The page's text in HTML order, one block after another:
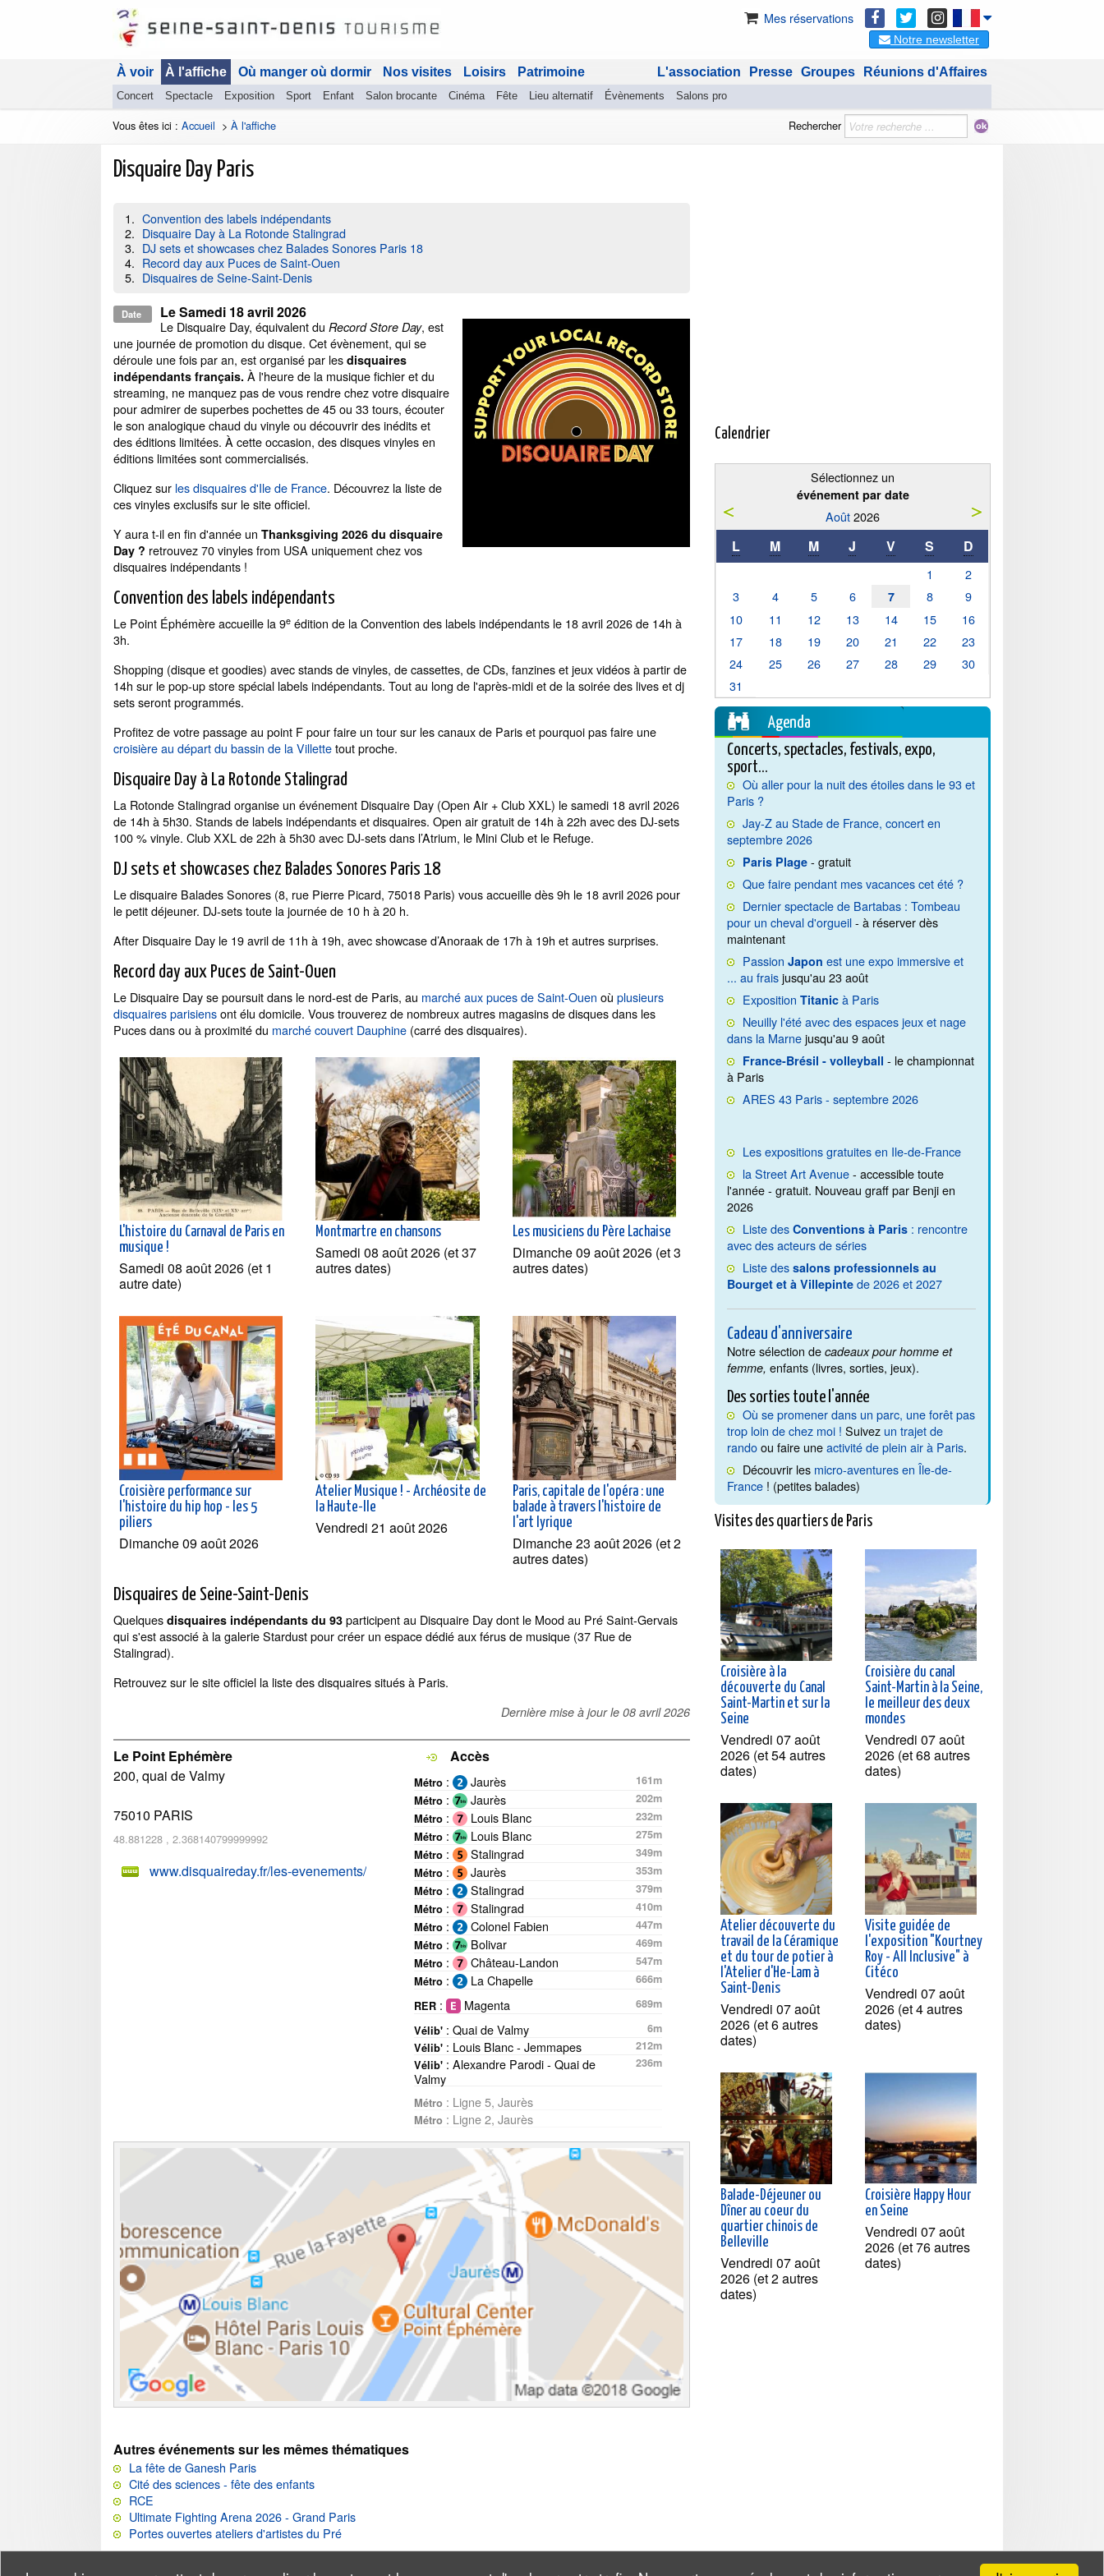
Mes réservations
Notre newsletter
À voir À l'affiche
Concert Spectacle Exposition Sport Enfant Salon brocante Cinéma Fête Lieu alternatif Évènements Salons pro
Où manger où dormir Nos visites Loisirs Patrimoine Réunions d'Affaires
Groupes
Presse
L'association
Vous êtes ici : Accueil > À l'affiche Rechercher
Disquaire Day Paris
Convention des labels indépendants
Disquaire Day à La Rotonde Stalingrad
DJ sets et showcases chez Balades Sonores Paris 18
Record day aux Puces de Saint-Ouen
Disquaires de Seine-Saint-Denis
Date LeSamedi 18 avril 2026
Le Disquaire Day, équivalent du Record Store Day, est
une journée de promotion du disque. Cet évènement, qui se
déroule une fois par an, est organisé par les disquaires
indépendants français. À l'heure de la musique fichier et du
streaming, ne manquez pas de vous rendre chez votre disquaire
pour admirer de superbes pochettes de 45 ou 33 tours, écouter
le son analogique chaud du vinyle ou découvrir des inédits et
des éditions limitées. À cette occasion, des disques vinyles en
éditions limitées sont commercialisés.
Cliquez sur les disquaires d'Ile de France. Découvrez la liste de
ces vinyles exclusifs sur le site officiel.
Y aura t-il en fin d'année un Thanksgiving 2026 du disquaire
Day ? retrouvez 70 vinyles from USA uniquement chez vos
disquaires indépendants !
Convention des labels indépendants
Le Point Éphémère accueille la 9e édition de la Convention des labels indépendants le 18 avril 2026 de 14h à
3h.
Shopping (disque et goodies) avec stands de vinyles, de cassettes, de CDs, fanzines et jeux vidéos à partir de
14h sur le pop-up store spécial labels indépendants. Tout au long de l'après-midi et de la soirée des lives et dj
sets seront programmés.
Profitez de votre passage au point F pour faire un tour sur les canaux de Paris et pourquoi pas faire une
croisière au départ du bassin de la Villettetout proche.
Disquaire Day à La Rotonde Stalingrad
La Rotonde Stalingrad organise un événement Disquaire Day (Open Air + Club XXL) le samedi 18 avril 2026
de 14h à 5h30. Stands de labels indépendants et disquaires. Open air gratuit de 14h à 22h avec des DJ-sets
100 % vinyle. Club XXL de 22h à 5h30 avec DJ-sets dans l’Atrium, le Mini Club et le Refuge.
DJ sets et showcases chez Balades Sonores Paris 18
Le disquaire Balades Sonores (8, rue Pierre Picard, 75018 Paris) vous accueille dès 9h le 18 avril 2026 pour
le petit déjeuner. DJ-sets toute la journée de 10 h à 20 h.
After Disquaire Day le 19 avril de 11h à 19h, avec showcase d’Anoraak de 17h à 19h et autres surprises.
Record day aux Puces de Saint-Ouen
Le Disquaire Day se poursuit dans le nord-est de Paris, au marché aux puces de Saint-Ouen où plusieurs
disquaires parisiensont élu domicile. Vous trouverez de nombreux autres magasins de disques dans les
Puces dans ou à proximité du marché couvert Dauphine (carré des disquaires).
L'histoire du Carnaval de Paris en
musique !
Samedi 08 août 2026 (et 1
autre date)
Montmartre en chansons
Samedi 08 août 2026 (et 37
autres dates)
Les musiciens du Père Lachaise
Dimanche 09 août 2026 (et 3
autres dates)
Croisière performance sur
l'histoire du hip hop - les 5
piliers
Dimanche 09 août 2026
Atelier Musique ! - Archéosite de
la Haute-Ile
Vendredi 21 août 2026
Paris, capitale de l'opéra : une
balade à travers l'histoire de
l'art lyrique
Dimanche 23 août 2026 (et 2
autres dates)
Disquaires de Seine-Saint-Denis
Quelques disquaires indépendants du 93 participent au Disquaire Day dont le Mood au Pré Saint-Gervais
qui s'est associé à la galerie Stardust pour créer un espace dédié aux férus de musique (37 Rue de
Stalingrad).
Retrouvez sur le site officiel la liste des disquaires situés à Paris.
Dernière mise à jour le 08 avril 2026
Le Point Ephémère
200, quai de Valmy
75010 PARIS
48.881228 , 2.368140799999992
www.disquaireday.fr/les-evenements/
Accès
Métro : Jaurès
161m
Métro : Jaurès
202m
Métro : Louis Blanc
232m
Métro : Louis Blanc
275m
Métro : Stalingrad
349m
Métro : Jaurès
353m
Métro : Stalingrad
379m
Métro : Stalingrad
410m
Métro : Colonel Fabien
447m
Métro : Bolivar
469m
Métro : Château-Landon
547m
Métro : La Chapelle
666m
RER : Magenta
689m
Vélib' : Quai de Valmy
6m
Vélib' : Louis Blanc - Jemmapes
212m
Vélib' : Alexandre Parodi - Quai de
Valmy
236m
Métro : Ligne 5, Jaurès
Métro : Ligne 2, Jaurès
Autres événements sur les mêmes thématiques
La fête de Ganesh Paris
Cité des sciences - fête des enfants
RCE
Ultimate Fighting Arena 2026 - Grand Paris
Portes ouvertes ateliers d'artistes du Pré
Calendrier
Sélectionnez un
événement par date
Août2026
L M M J V S D
1
2
3
4 5 6 7 8
9
10
11 12 13 14 15
16
17
18 19 20 21 22
23
24
25 26 27 28 29
30
31
Agenda
Concerts, spectacles, festivals, expo,
sport...
Où aller pour la nuit des étoiles dans le 93 et
Paris ?
Jay-Z au Stade de France, concert en
septembre 2026
Paris Plage - gratuit
Que faire pendant mes vacances cet été ?
Dernier spectacle de Bartabas : Tombeau
pour un cheval d'orgueil- à réserver dès
maintenant
PassionJapon est une expo immersive et
... au fraisjusqu'au 23 août
ExpositionTitanic à Paris
Neuilly l'été avec des espaces jeux et nage
dans la Marnejusqu'au 9 août
France-Brésil - volleyball - le championnat
à Paris
ARES 43 Paris - septembre 2026
Les expositions gratuites en Ile-de-France
la Street Art Avenue- accessible toute
l'année - gratuit. Nouveau graff par Benji en
2026
Liste desConventions à Paris : rencontre
avec des acteurs de séries
Liste dessalons professionnels au
Bourget et à Villepinte de 2026 et 2027
Cadeau d'anniversaire
Notre sélection decadeaux pour homme et
femme, enfants (livres, sorties, jeux).
Des sorties toute l'année
Où se promener dans un parc, une forêt pas
trop loin de chez moi ! Suivez un trajet de
randoou faire uneactivité de plein air à Paris.
Découvrir les micro-aventures en Île-de-
France ! (petites balades)
Visites des quartiers de Paris
Croisière à la
découverte du Canal
Saint-Martin et sur la
Seine
Vendredi 07 août
2026 (et 54 autres
dates)
Croisière du canal
Saint-Martin à la Seine,
le meilleur des deux
mondes
Vendredi 07 août
2026 (et 68 autres
dates)
Atelier découverte du
travail de la Céramique
et du tour de potier à
l'Atelier d'He-Lam à
Saint-Denis
Vendredi 07 août
2026 (et 6 autres
dates)
Visite guidée de
l'exposition "Kourtney
Roy - All Inclusive" à
Citéco
Vendredi 07 août
2026 (et 4 autres
dates)
Balade-Déjeuner ou
Dîner au coeur du
quartier chinois de
Belleville
Vendredi 07 août
2026 (et 2 autres
dates)
Croisière Happy Hour
en Seine
Vendredi 07 août
2026 (et 76 autres
dates)